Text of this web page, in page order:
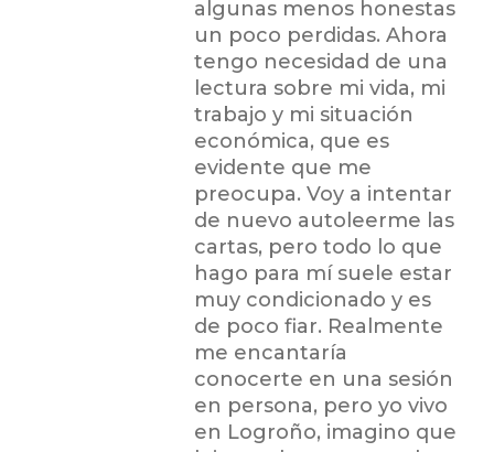
algunas menos honestas
un poco perdidas. Ahora
tengo necesidad de una
lectura sobre mi vida, mi
trabajo y mi situación
económica, que es
evidente que me
preocupa. Voy a intentar
de nuevo autoleerme las
cartas, pero todo lo que
hago para mí suele estar
muy condicionado y es
de poco fiar. Realmente
me encantaría
conocerte en una sesión
en persona, pero yo vivo
en Logroño, imagino que